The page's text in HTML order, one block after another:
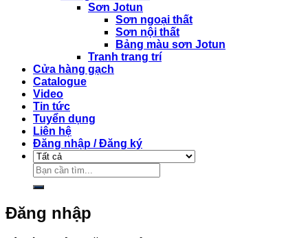
Sơn Jotun
Sơn ngoại thất
Sơn nội thất
Bảng màu sơn Jotun
Tranh trang trí
Cửa hàng gạch
Catalogue
Video
Tin tức
Tuyển dụng
Liên hệ
Đăng nhập / Đăng ký
Tìm
kiếm:
Đăng nhập